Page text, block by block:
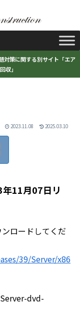
対策に関する別サイト「エア
収」
2023.11.08 2025.03.10
11月07日リ
ロードしてくだ
39/Server/x86
dvd-